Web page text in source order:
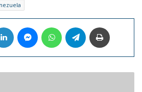
LinkedIn MessengerWhatsAppTelegram